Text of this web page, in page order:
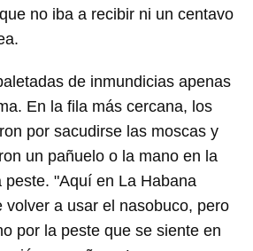
no iba a recibir ni un centavo
de inmundicias apenas
En la fila más cercana, los
por sacudirse las moscas y
un pañuelo o la mano en la
peste. "Aquí en La Habana
volver a usar el nasobuco, pero
por la peste que se siente en